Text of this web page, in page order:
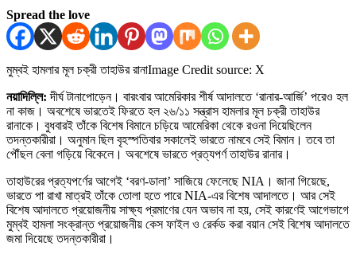
Spread the love
মুম্বই হামলার মূল চক্রী তাহাউর রানাImage Credit source: X
নয়াদিল্লি: দীর্ঘ টানাপোড়েন। বারংবার আমেরিকার শীর্ষ আদালতে ‘রানার-আর্জি’ পরেও হল
না কাজ। অবশেষে ভারতেই ফিরতে হল ২৬/১১ সন্ত্রাস হামলার মূল চক্রী তাহাউর
রানাকে। বুধবারই তাঁকে বিশেষ বিমানে চড়িয়ে আমেরিকা থেকে রওনা দিয়েছিলেন
তদন্তকারীরা। অনুমান ছিল বৃহস্পতিবার সকালেই ভারতে নামবে সেই বিমান। তবে তা
পৌঁছল বেলা গড়িয়ে বিকেলে। অবশেষে ভারতে প্রত্যপর্ণ তাহাউর রানার।
তাহাউরের প্রত্যপর্ণের আগেই ‘বরণ-ডালা’ সাজিয়ে ফেলেছে NIA। জানা গিয়েছে,
ভারতে পা রাখা মাত্রই তাঁকে তোলা হতে পারে NIA-এর বিশেষ আদালতে। আর সেই
বিশেষ আদালতে প্রয়োজনীয় সাক্ষ্য প্রমাণের যেন অভাব না হয়, সেই কারণেই আগেভাগে
মুম্বই হামলা সংক্রান্ত প্রয়োজনীয় কেস ফাইল ও রের্কড করা বয়ান সেই বিশেষ আদালতে
জমা দিয়েছে তদন্তকারীরা।